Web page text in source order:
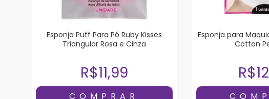
Esponja Puff Para Pó Ruby Kisses
Triangular Rosa e Cinza
R$11,99
Esponja para
Cotton